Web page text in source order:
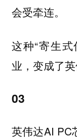
会受牵连。
这种“寄生
业，变成了英
03
英伟达AI PC